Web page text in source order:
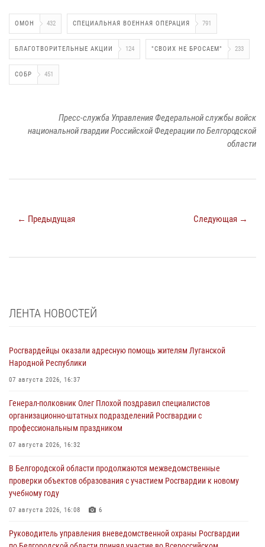
ОМОН 432 СПЕЦИАЛЬНАЯ ВОЕННАЯ ОПЕРАЦИЯ 791
БЛАГОТВОРИТЕЛЬНЫЕ АКЦИИ 124 "СВОИХ НЕ БРОСАЕМ" 233
СОБР 451
Пресс-служба Управления Федеральной службы войск
национальной гвардии Российской Федерации по Белгородской
области
← Предыдущая Следующая →
ЛЕНТА НОВОСТЕЙ
Росгвардейцы оказали адресную помощь жителям Луганской
Народной Республики
07 августа 2026, 16:37
Генерал-полковник Олег Плохой поздравил специалистов
организационно-штатных подразделений Росгвардии с
профессиональным праздником
07 августа 2026, 16:32
В Белгородской области продолжаются межведомственные
проверки объектов образования с участием Росгвардии к новому
учебному году
07 августа 2026, 16:08 6
Руководитель управления вневедомственной охраны Росгвардии